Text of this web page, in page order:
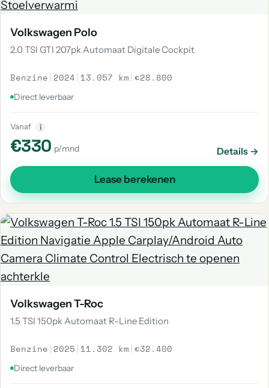
Volkswagen Polo
2.0 TSI GTI 207pk Automaat Digitale Cockpit
Benzine | 2024 | 13.057 km |€28.800
Direct leverbaar
Vanaf i
€330 p/mnd Details →
Lease berekenen
Volkswagen T-Roc
1.5 TSI 150pk Automaat R-Line Edition
Benzine | 2025 | 11.302 km |€32.400
Direct leverbaar